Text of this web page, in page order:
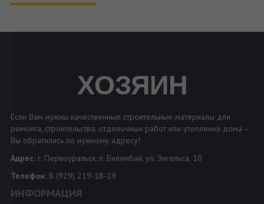
ХОЗЯИН
Если Вам нужны качественные строительные материалы для
ремонта, строительства, отделочных работ или утепления дома –
Вы обратились по нужному адресу!
Адрес: г. Первоуральск, п. Билимбай, ул. Энгельса, 10
Телефон: 8 (929) 219-18-19
ИНФОРМАЦИЯ